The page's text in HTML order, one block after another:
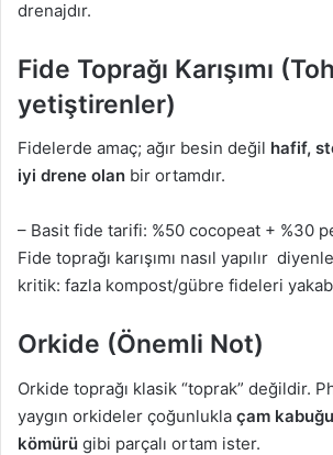
drenajdır.
Fide Toprağı Karışımı
yetiştirenler)
Fidelerde amaç; ağır besin değil hafif,
iyi drene olan bir ortamdır.
– Basit fide tarifi: %50 cocopeat + %30
Fide toprağı karışımı nasıl yapılır
kritik: fazla kompost/gübre fideleri
Orkide (Önemli Not)
Orkide toprağı klasik “toprak” değildir.
yaygın orkideler çoğunlukla çam
kömürü gibi parçalı ortam ister.